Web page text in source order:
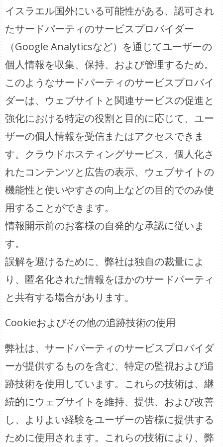
イスラエル国外にいる可能性がある、認可され
たサードパーティのサービスプロバイダー
（Google Analyticsなど）を通じてユーザーの
個人情報を収集、保持、および管理するため。
このようなサードパーティのサービスプロバイ
ダーは、ウェブサイトと関連サービスの促進と
強化における特定の役割と目的に応じて、ユー
ザーの個人情報を受信またはアクセスできま
す。クラウドホスティングサービス、個人化さ
れたコンテンツと広告の表示、ウェブサイトの
機能性と使いやすさの向上などの目的でのみ使
用することができます。
情報開示前のお客様の自発的な承認に従いま
す。
誤解を避けるために、弊社は独自の裁量によ
り、匿名化された情報をほかのサードパーティ
と共有する場合があります。
Cookieおよびその他の追跡技術の使用
弊社は、サードパーティのサービスプロバイダ
ーが提供するものを含む、特定の監視および追
跡技術を使用しています。これらの技術は、継
続的にウェブサイトを維持、提供、および改善
し、よりよい経験をユーザーの皆様に提供する
ために使用されます。これらの技術により、弊